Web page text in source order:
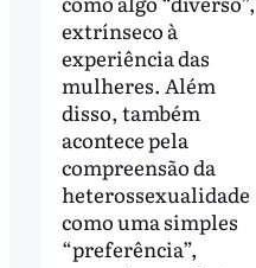
extrínseco à
experiência das
mulheres. Além
disso, também
acontece pela
compreensão da
heterossexualidade
como uma simples
“preferência”,